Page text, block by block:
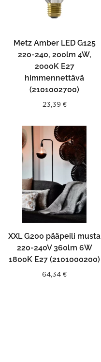
Metz Amber LED G125
220-240, 200lm 4W,
2000K E27
himmennettävä
(2101002700)
23,39 €
XXL G200 pääpeili musta
220-240V 360lm 6W
1800K E27 (2101000200)
64,34 €